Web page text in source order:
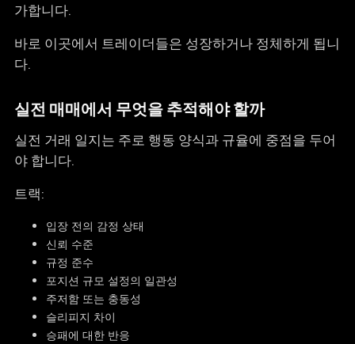
가합니다.
바로 이곳에서 트레이더들은 성장하거나 정체하게 됩니
다.
실전 매매에서 무엇을 추적해야 할까
실전 거래 일지는 주로 행동 양식과 규율에 중점을 두어
야 합니다.
트랙:
입장 전의 감정 상태
신뢰 수준
규정 준수
포지션 규모 설정의 일관성
주저함 또는 충동성
슬리피지 차이
승패에 대한 반응